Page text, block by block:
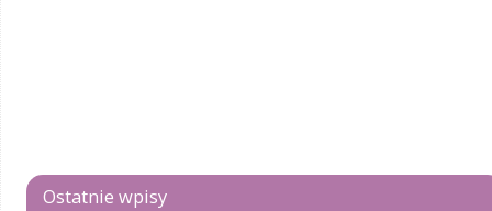
Ostatnie wpisy